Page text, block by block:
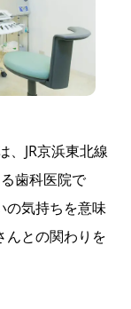
、JR京浜東北線
歯科医院で
の気持ちを意味
んとの関わりを